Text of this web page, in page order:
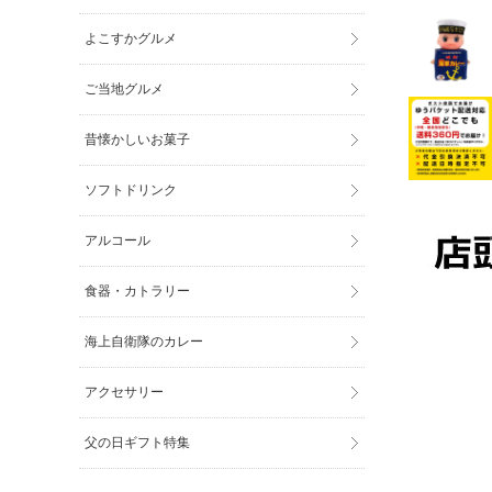
よこすかグルメ
ご当地グルメ
昔懐かしいお菓子
ソフトドリンク
アルコール
食器・カトラリー
海上自衛隊のカレー
アクセサリー
父の日ギフト特集